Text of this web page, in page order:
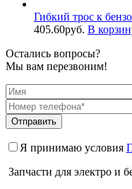
Гибкий трос к
405.60руб. В
Остались вопросы?
Мы вам перезвоним!
Я принимаю условия
Запчасти для электро и